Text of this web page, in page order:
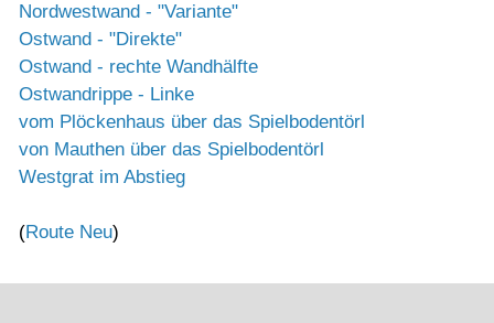
Nordwestwand - "Variante"
Ostwand - "Direkte"
Ostwand - rechte Wandhälfte
Ostwandrippe - Linke
vom Plöckenhaus über das Spielbodentörl
von Mauthen über das Spielbodentörl
Westgrat im Abstieg
(Route Neu)